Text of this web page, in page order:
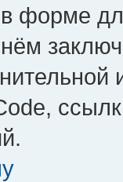
форме